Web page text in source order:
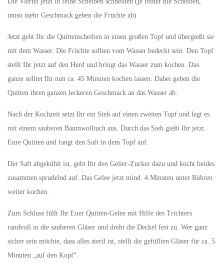
umso mehr Geschmack geben die Früchte ab)
Jetzt gebt Ihr die Quittenscheiben in einen großen Topf und übergießt sie
mit dem Wasser. Die Früchte sollten vom Wasser bedeckt sein. Den Topf
stellt Ihr jetzt auf den Herd und bringt das Wasser zum kochen. Das
ganze solltet Ihr nun ca. 45 Minuten kochen lassen. Dabei geben die
Quitten ihren ganzen leckeren Geschmack an das Wasser ab.
Nach der Kochzeit setzt Ihr ein Sieb auf einen zweiten Topf und legt es
mit einem sauberen Baumwolltuch aus. Durch das Sieb gießt Ihr jetzt
Eure Quitten und fangt den Saft in dem Topf auf.
Der Saft abgekühlt ist, gebt Ihr den Gelier-Zucker dazu und kocht beides
zusammen sprudelnd auf. Das Gelee jetzt mind. 4 Minuten unter Rühren
weiter kochen.
Zum Schluss füllt Ihr Euer Quitten-Gelee mit Hilfe des Trichters
randvoll in die sauberen Gläser und dreht die Deckel fest zu. Wer ganz
sicher sein möchte, dass alles steril ist, stellt die gefüllten Gläser für ca. 5
Minuten „auf den Kopf“.